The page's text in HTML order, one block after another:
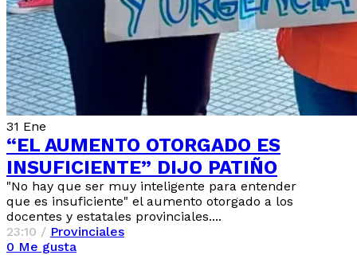
31 Ene
“EL AUMENTO OTORGADO ES
INSUFICIENTE” DIJO PATIÑO
"No hay que ser muy inteligente para entender
que es insuficiente" el aumento otorgado a los
docentes y estatales provinciales....
23:10 / Provinciales
0 Me gusta